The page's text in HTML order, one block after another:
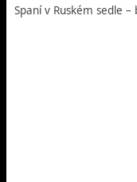
Spaní v Ruském sedle